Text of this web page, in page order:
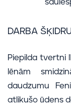
DARBA
Piepilda tvertni
lēnām
daudzumu
atlikušo ūdens